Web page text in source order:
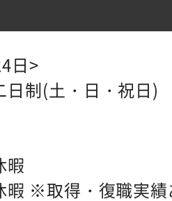
日>
制(土・日・祝日)
暇
※取得・復職実績